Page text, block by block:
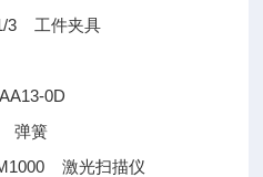
3 工件夹具
0D
弹簧
激光扫描仪